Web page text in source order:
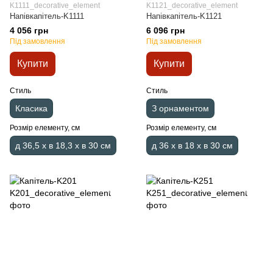
K1111_decorative_element
Напівкапітель-K1111
4 056 грн
Під замовлення
Купити
Стиль
Класика
Розмір елементу, см
д 36,5 x в 18,3 x в 30 см
K1121_decorative_element
Напівкапітель-K1121
6 096 грн
Під замовлення
Купити
Стиль
З орнаментом
Розмір елементу, см
д 36 x в 18 x в 30 см